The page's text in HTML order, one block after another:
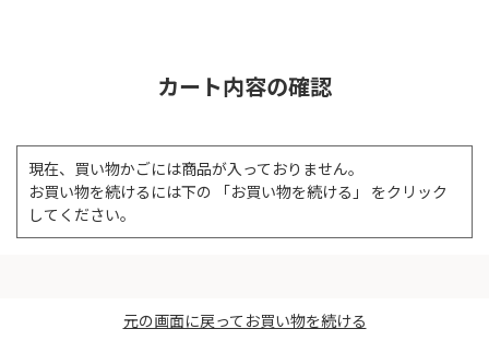
カート内容の確認
現在、買い物かごには商品が入っておりません。
お買い物を続けるには下の 「お買い物を続ける」 をクリック
してください。
元の画面に戻ってお買い物を続ける